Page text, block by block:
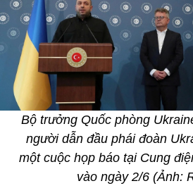
Bộ trưởng Quốc phòng
người dẫn đầu phái đoàn
một cuộc họp báo tại Cung
vào ngày 2/6 (Ảnh: